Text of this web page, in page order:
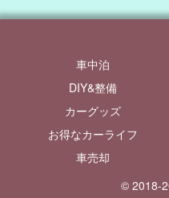
車中泊
DIY&整備
カーグッズ
お得なカーライフ
車売却
© 2018-